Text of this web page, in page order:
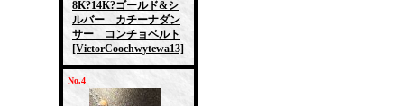
8K?14K?ゴールド&シ
ルバー カチーナダン
サー コンチョベルト
[VictorCoochwytewa13]
No.4